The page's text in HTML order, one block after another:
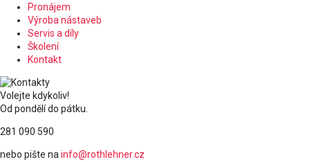
Pronájem
Výroba nástaveb
Servis a díly
Školení
Kontakt
Volejte kdykoliv!
Od pondělí do pátku.
281 090 590
nebo pište na info@rothlehner.cz